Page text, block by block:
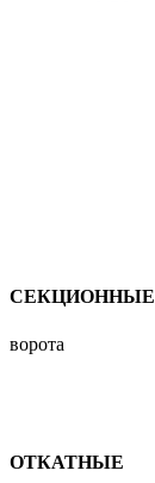
СЕКЦИОННЫЕ
ворота
ОТКАТНЫЕ